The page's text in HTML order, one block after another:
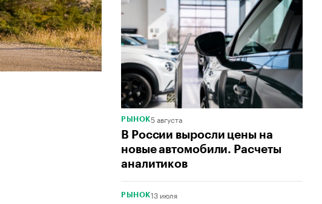
РЫНОК5 августа
В России выросли цены на
новые автомобили. Расчеты
аналитиков
РЫНОК13 июля